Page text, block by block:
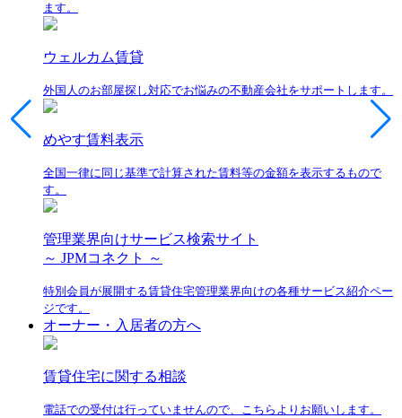
ます。
ウェルカム賃貸
外国人のお部屋探し対応でお悩みの不動産会社をサポートします。
めやす賃料表示
全国一律に同じ基準で計算された賃料等の金額を表示するもので
す。
管理業界向けサービス検索サイト
～ JPMコネクト ～
特別会員が展開する賃貸住宅管理業界向けの各種サービス紹介ペー
ジです。
オーナー・入居者の方へ
賃貸住宅に関する相談
電話での受付は行っていませんので、こちらよりお願いします。